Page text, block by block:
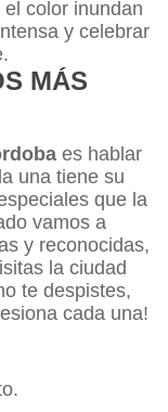
color inundan
y celebrar
MÁS
es hablar
una tiene su
que la
vamos a
y reconocidas,
la ciudad
te despistes,
cada una!